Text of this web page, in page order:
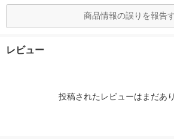
商品情報の誤りを報告
レビュー
投稿されたレビューはまだあ